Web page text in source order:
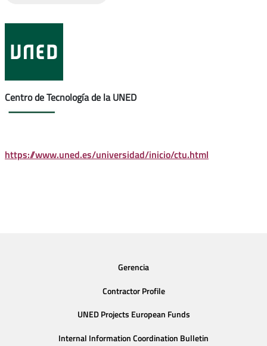
Centro de Tecnología de la UNED
https://www.uned.es/universidad/inicio/ctu.html
Gerencia
Contractor Profile
UNED Projects European Funds
Internal Information Coordination Bulletin